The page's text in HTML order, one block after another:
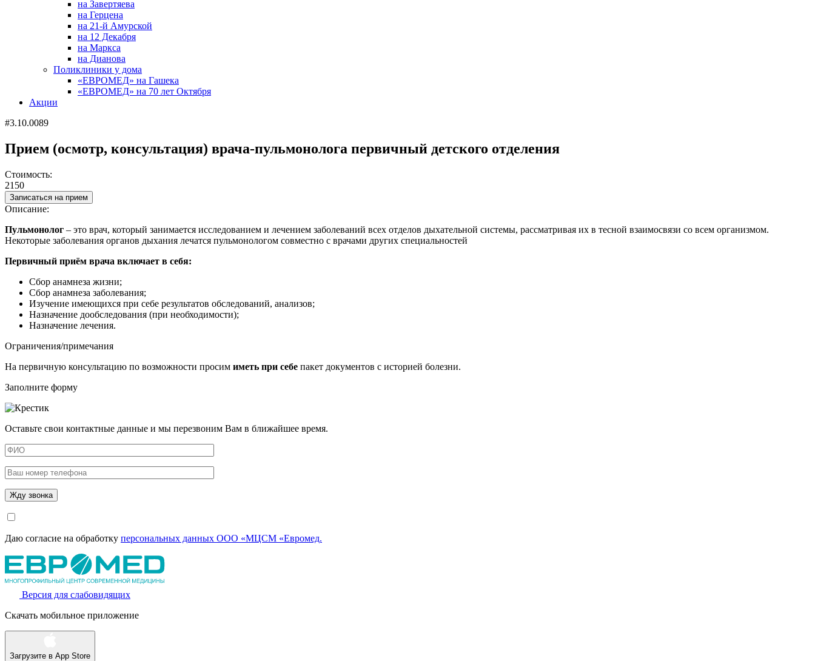
на Завертяева
на Герцена
на 21-й Амурской
на 12 Декабря
на Маркса
на Дианова
Поликлиники у дома
«ЕВРОМЕД» на Гашека
«ЕВРОМЕД» на 70 лет Октября
Акции
#3.10.0089
Прием (осмотр, консультация) врача-пульмонолога первичный детского отделения
Стоимость:
2150
Записаться на прием
Описание:
Пульмонолог – это врач, который занимается исследованием и лечением заболеваний всех отделов дыхательной системы, рассматривая их в тесной взаимосвязи со всем организмом.
Некоторые заболевания органов дыхания лечатся пульмонологом совместно с врачами других специальностей
Первичный приём врача включает в себя:
Сбор анамнеза жизни;
Сбор анамнеза заболевания;
Изучение имеющихся при себе результатов обследований, анализов;
Назначение дообследования (при необходимости);
Назначение лечения.
Ограничения/примечания
На первичную консультацию по возможности просим иметь при себе пакет документов с историей болезни.
Заполните форму
Оставьте свои контактные данные и мы перезвоним Вам в ближайшее время.
Даю согласие на обработку персональных данных ООО «МЦСМ «Евромед.
Версия для слабовидящих
Скачать мобильное приложение
Загрузите в App Store